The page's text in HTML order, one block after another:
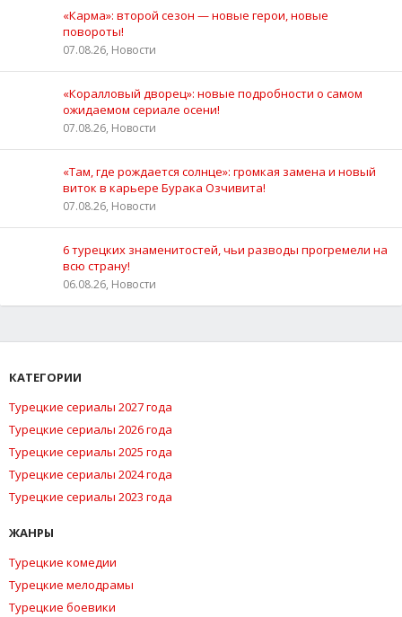
«Карма»: второй сезон — новые герои, новые
повороты!
07.08.26, Новости
«Коралловый дворец»: новые подробности о самом
ожидаемом сериале осени!
07.08.26, Новости
«Там, где рождается солнце»: громкая замена и новый
виток в карьере Бурака Озчивита!
07.08.26, Новости
6 турецких знаменитостей, чьи разводы прогремели на
всю страну!
06.08.26, Новости
КАТЕГОРИИ
Турецкие сериалы 2027 года
Турецкие сериалы 2026 года
Турецкие сериалы 2025 года
Турецкие сериалы 2024 года
Турецкие сериалы 2023 года
ЖАНРЫ
Турецкие комедии
Турецкие мелодрамы
Турецкие боевики